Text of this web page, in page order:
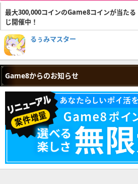
最大300,000コインのGame8コインが当たる
じ開催中！
るぅみマスター
Game8からのお知らせ